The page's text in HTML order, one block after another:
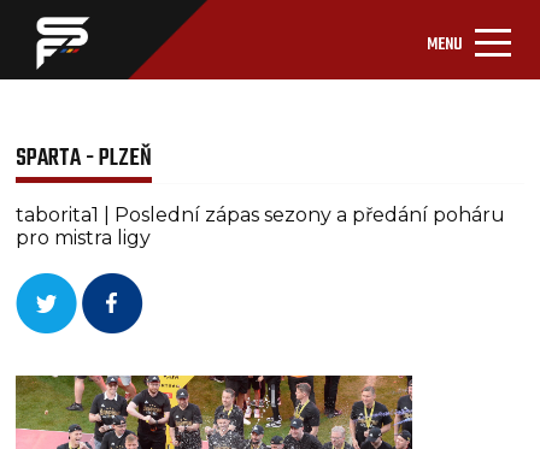
MENU
SPARTA - PLZEŇ
taborita1 | Poslední zápas sezony a předání poháru
pro mistra ligy